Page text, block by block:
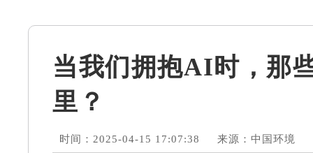
当我们拥抱AI时，那
里？
时间：2025-04-15 17:07:38 来源：中国环境